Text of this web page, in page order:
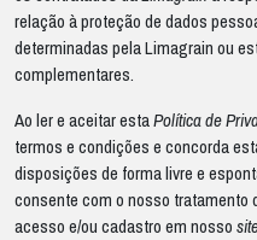
relação à proteção de dados
determinadas pela Limagrain ou
complementares.
Ao ler e aceitar estaPolítica de
termos e condições e concorda
disposições de forma livre e
consente com o nosso tratamento
acesso e/ou cadastro em nosso